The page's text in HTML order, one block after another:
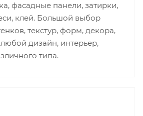
фасадные панели, затирки,
клей. Большой выбор
текстур, форм, декора,
дизайн, интерьер,
типа.